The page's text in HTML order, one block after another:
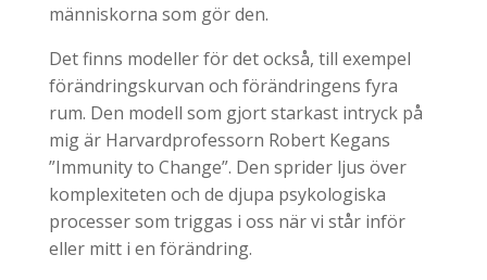
människorna som gör den.
Det finns modeller för det också, till exempel
förändringskurvan och förändringens fyra
rum. Den modell som gjort starkast intryck på
mig är Harvardprofessorn Robert Kegans
”Immunity to Change”. Den sprider ljus över
komplexiteten och de djupa psykologiska
processer som triggas i oss när vi står inför
eller mitt i en förändring.